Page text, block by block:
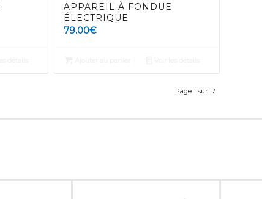
APPAREIL À FONDUE
ÉLECTRIQUE
79.00€
Page 1 sur 17